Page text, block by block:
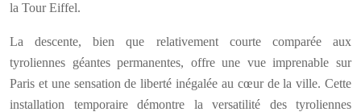
la Tour Eiffel.
La descente, bien que relativement courte comparée aux
tyroliennes géantes permanentes, offre une vue imprenable sur
Paris et une sensation de liberté inégalée au cœur de la ville. Cette
installation temporaire démontre la versatilité des tyroliennes